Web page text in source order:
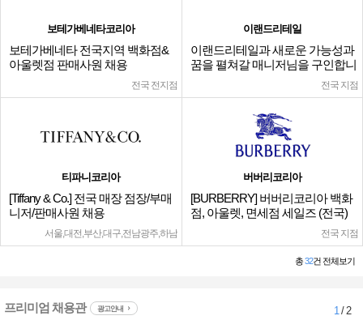
보테가베네타코리아
보테가베네타 전국지역 백화점&
아울렛점 판매사원 채용
전국 전지점
이랜드리테일
이랜드리테일과 새로운 가능성과
꿈을 펼쳐갈 매니저님을 구인합니
전국 지점
티파니코리아
[Tiffany & Co.] 전국 매장 점장/부매
니저/판매사원 채용
서울,대전,부산,대구,전남광주,하남
버버리코리아
[BURBERRY] 버버리코리아 백화
점, 아울렛, 면세점 세일즈 (전국)
전국 지점
총32건 전체보기
프리미엄 채용관 광고안내 1/ 2